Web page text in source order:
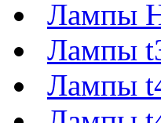
Лампы
Лампы
Лампы